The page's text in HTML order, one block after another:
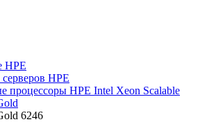
HPE
HPE
процессоры HPE Intel Xeon Scalable
6246